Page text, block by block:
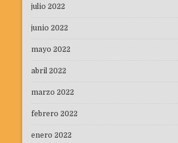
julio 2022
junio 2022
mayo 2022
abril 2022
marzo 2022
febrero 2022
enero 2022